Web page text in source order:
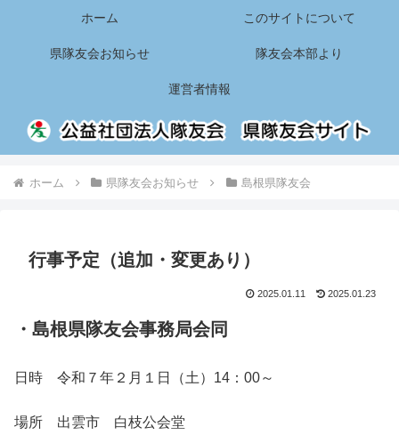
ホーム このサイトについて
県隊友会お知らせ 隊友会本部より
運営者情報
ホーム 県隊友会お知らせ 島根県隊友会
行事予定（追加・変更あり）
2025.01.11 2025.01.23
・島根県隊友会事務局会同
日時 令和７年２月１日（土）14：00～
場所 出雲市 白枝公会堂